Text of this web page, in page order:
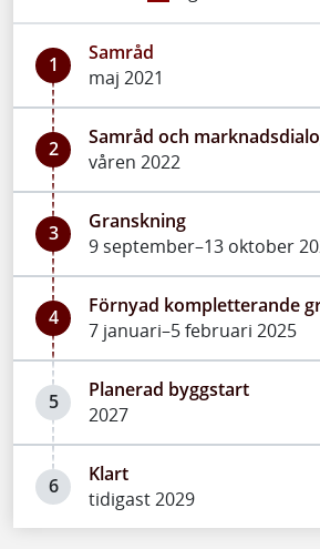
1
Samråd
maj 2021
2
Samråd och
våren 2022
3
Granskning
9 september–13 oktober
4
Förnyad kompletterande
7 januari–5 februari 2025
5
Planerad byggstart
2027
6
Klart
tidigast 2029